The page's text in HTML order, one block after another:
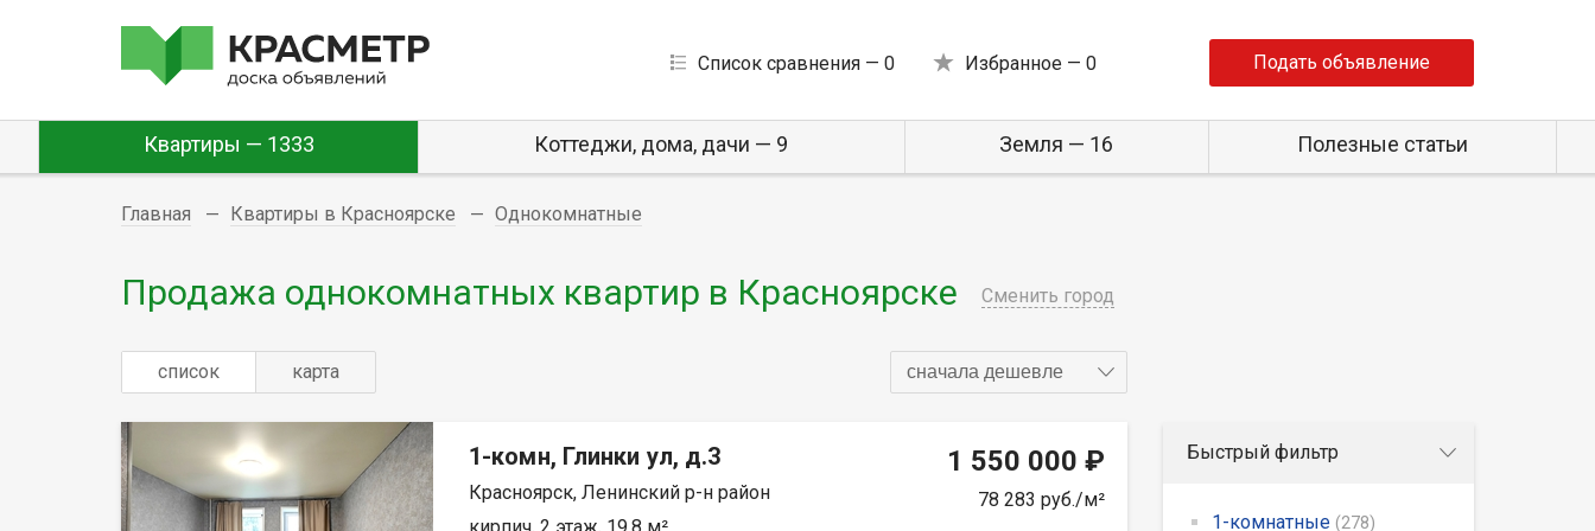
Список сравнения — 0 Избранное — 0 Подать объявление
Квартиры — 1333 Коттеджи, дома, дачи — 9 Земля — 16 Полезные статьи
Главная Квартиры в Красноярске Однокомнатные
Продажа однокомнатных квартир в Красноярске Сменить город
список карта сначала дешевле
1-комн, Глинки ул, д.3
Красноярск, Ленинский р-н район
1 550 000 ₽
78 283 руб./м²
Быстрый фильтр
1-комнатные (278)